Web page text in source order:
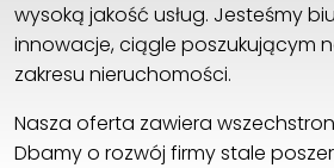
wysoką jakość usług. Jesteśmy
innowacje, ciągle poszukującym
zakresu nieruchomości.
Nasza oferta zawiera
Dbamy o rozwój firmy stale